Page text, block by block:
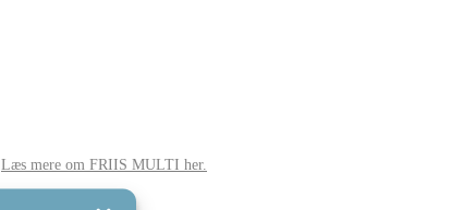
Læs mere om FRIIS MULTI her.